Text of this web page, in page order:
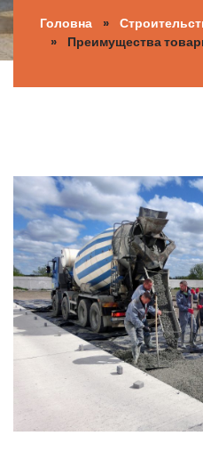
Головна »
» Преимущества